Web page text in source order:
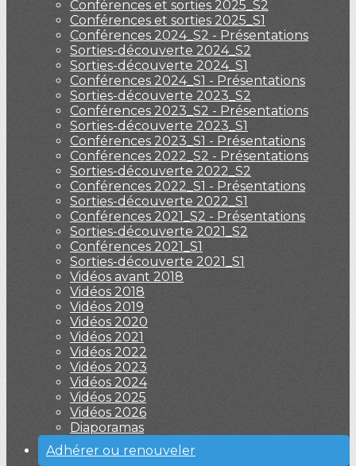
Conférences et sorties 2025_S2
Conférences et sorties 2025_S1
Conférences 2024_S2 - Présentations
Sorties-découverte 2024_S2
Sorties-découverte 2024_S1
Conférences 2024_S1 - Présentations
Sorties-découverte 2023_S2
Conférences 2023_S2 - Présentations
Sorties-découverte 2023_S1
Conférences 2023_S1 - Présentations
Conférences 2022_S2 - Présentations
Sorties-découverte 2022_S2
Conférences 2022_S1 - Présentations
Sorties-découverte 2022_S1
Conférences 2021_S2 - Présentations
Sorties-découverte 2021_S2
Conférences 2021_S1
Sorties-découverte 2021_S1
Vidéos avant 2018
Vidéos 2018
Vidéos 2019
Vidéos 2020
Vidéos 2021
Vidéos 2022
Vidéos 2023
Vidéos 2024
Vidéos 2025
Vidéos 2026
Diaporamas
Adhérer ou renouveler